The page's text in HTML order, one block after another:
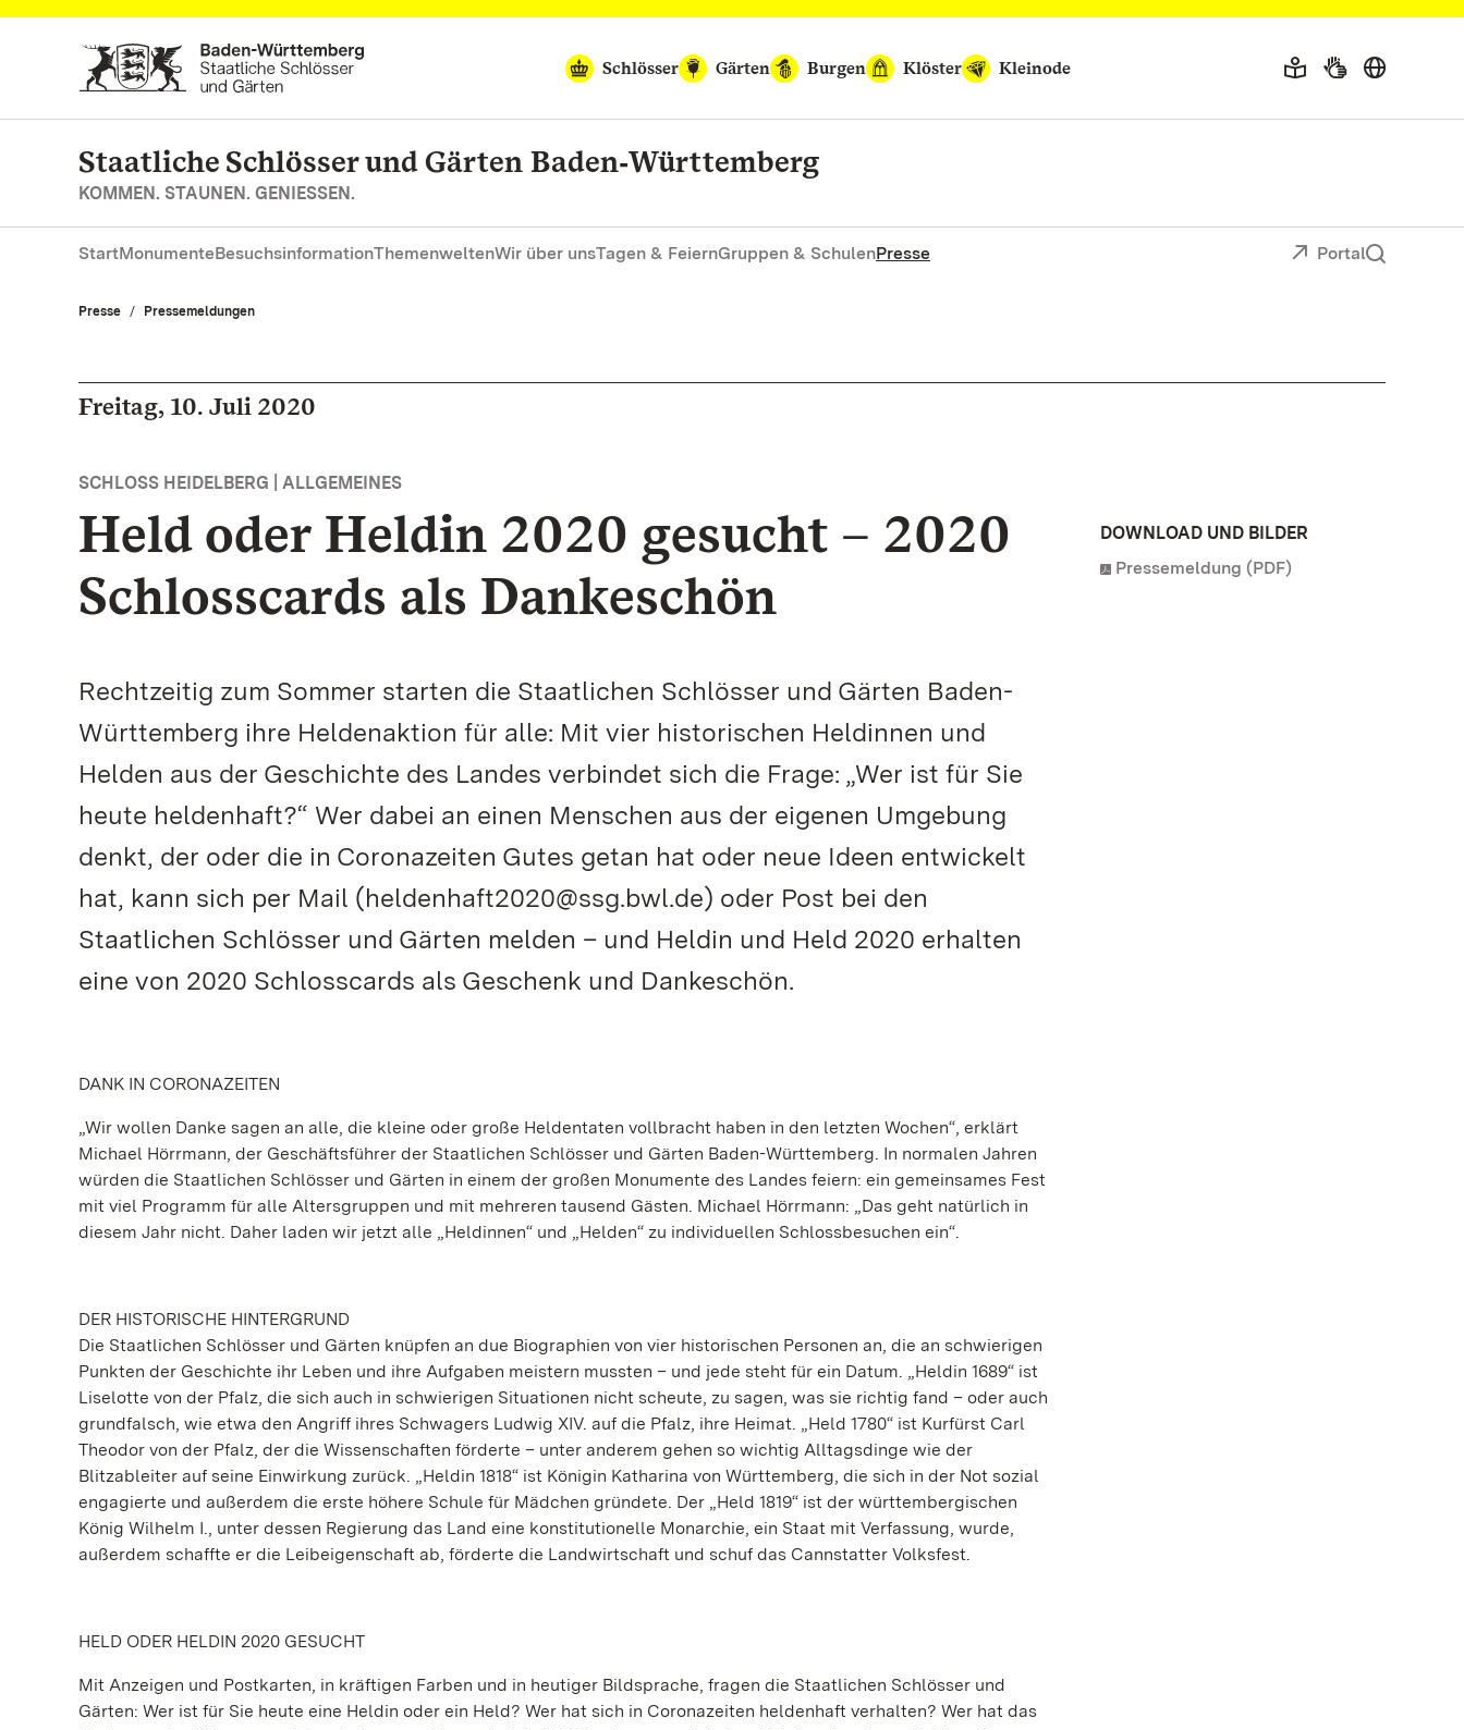
Zum Hauptinhalt springen
Schlösser
Gärten Burgen Klöster Kleinode
Staatliche Schlösser und Gärten Baden‑Württemberg
KOMMEN. STAUNEN. GENIESSEN.
StartMonumenteBesuchsinformationThemenweltenWir über unsTagen & FeiernGruppen & SchulenPresse Portal
Presse Pressemeldungen
Freitag, 10. Juli 2020
SCHLOSS HEIDELBERG | ALLGEMEINES
Held oder Heldin 2020 gesucht – 2020
Schlosscards als Dankeschön
Rechtzeitig zum Sommer starten die Staatlichen Schlösser und Gärten Baden-
Württemberg ihre Heldenaktion für alle: Mit vier historischen Heldinnen und
Helden aus der Geschichte des Landes verbindet sich die Frage: „Wer ist für Sie
heute heldenhaft?“ Wer dabei an einen Menschen aus der eigenen Umgebung
denkt, der oder die in Coronazeiten Gutes getan hat oder neue Ideen entwickelt
hat, kann sich per Mail (heldenhaft2020@ssg.bwl.de) oder Post bei den
Staatlichen Schlösser und Gärten melden – und Heldin und Held 2020 erhalten
eine von 2020 Schlosscards als Geschenk und Dankeschön.
DANK IN CORONAZEITEN
„Wir wollen Danke sagen an alle, die kleine oder große Heldentaten vollbracht haben in den letzten Wochen“, erklärt
Michael Hörrmann, der Geschäftsführer der Staatlichen Schlösser und Gärten Baden-Württemberg. In normalen Jahren
würden die Staatlichen Schlösser und Gärten in einem der großen Monumente des Landes feiern: ein gemeinsames Fest
mit viel Programm für alle Altersgruppen und mit mehreren tausend Gästen. Michael Hörrmann: „Das geht natürlich in
diesem Jahr nicht. Daher laden wir jetzt alle „Heldinnen“ und „Helden“ zu individuellen Schlossbesuchen ein“.
DER HISTORISCHE HINTERGRUND
Die Staatlichen Schlösser und Gärten knüpfen an due Biographien von vier historischen Personen an, die an schwierigen
Punkten der Geschichte ihr Leben und ihre Aufgaben meistern mussten – und jede steht für ein Datum. „Heldin 1689“ ist
Liselotte von der Pfalz, die sich auch in schwierigen Situationen nicht scheute, zu sagen, was sie richtig fand – oder auch
grundfalsch, wie etwa den Angriff ihres Schwagers Ludwig XIV. auf die Pfalz, ihre Heimat. „Held 1780“ ist Kurfürst Carl
Theodor von der Pfalz, der die Wissenschaften förderte – unter anderem gehen so wichtig Alltagsdinge wie der
Blitzableiter auf seine Einwirkung zurück. „Heldin 1818“ ist Königin Katharina von Württemberg, die sich in der Not sozial
engagierte und außerdem die erste höhere Schule für Mädchen gründete. Der „Held 1819“ ist der württembergischen
König Wilhelm I., unter dessen Regierung das Land eine konstitutionelle Monarchie, ein Staat mit Verfassung, wurde,
außerdem schaffte er die Leibeigenschaft ab, förderte die Landwirtschaft und schuf das Cannstatter Volksfest.
HELD ODER HELDIN 2020 GESUCHT
Mit Anzeigen und Postkarten, in kräftigen Farben und in heutiger Bildsprache, fragen die Staatlichen Schlösser und
Gärten: Wer ist für Sie heute eine Heldin oder ein Held? Wer hat sich in Coronazeiten heldenhaft verhalten? Wer hat das
DOWNLOAD UND BILDER
Pressemeldung (PDF)